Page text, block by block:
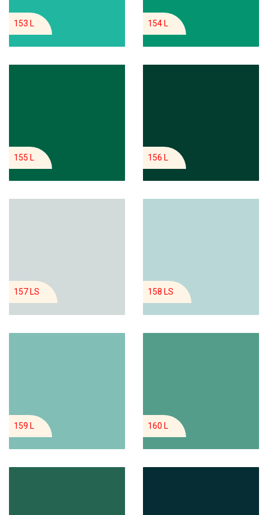
153 L 154 L
155 L 156 L
157 LS 158 LS
159 L 160 L